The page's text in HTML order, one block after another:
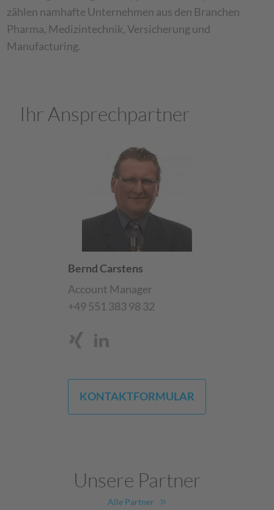
zählen namhafte Unternehmen aus den Branchen
Pharma, Medizintechnik, Versicherung und
Manufacturing.
Ihr Ansprechpartner
Bernd Carstens
Account Manager
+49 551 383 98 32
KONTAKTFORMULAR
Unsere Partner
Alle Partner